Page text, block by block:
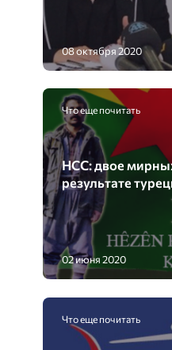
08 октября 2020
Что еще почитать
НСС: двое
результате
02 июня 2020
Что еще почитать